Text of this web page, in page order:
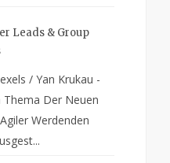
Leads & Group
/ Yan Krukau -
Thema Der Neuen
Werdenden